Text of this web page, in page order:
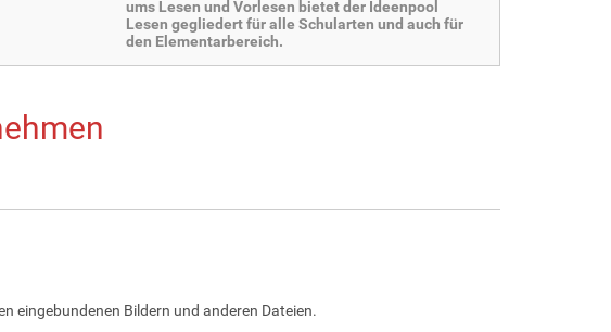
ums Lesen und Vorlesen bietet der Ideenpool
Lesen gegliedert für alle Schularten und auch für
den Elementarbereich.
eingebundenen Bildern und anderen Dateien.